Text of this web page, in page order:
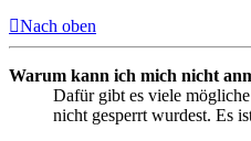
Nach oben
Warum kann ich mich nicht
Dafür gibt es viele
nicht gesperrt wurdest. Es